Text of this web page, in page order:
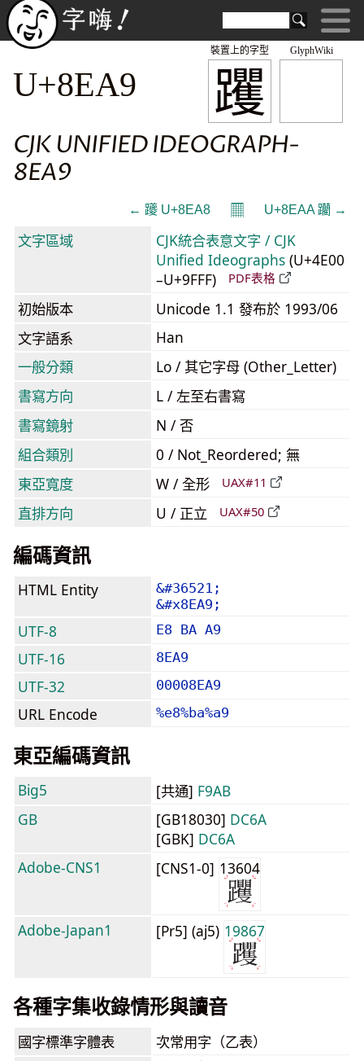
GlyphWiki
躩
裝置上的字型
U+8EA9
CJK UNIFIED IDEOGRAPH-
8EA9
← 躨 U+8EA8 𝄜 U+8EAA 躪 →
文字區域
CJK統合表意文字 / CJK
Unified Ideographs (U+4E00
–U+9FFF)
PDF表格
初始版本
Unicode 1.1 發布於 1993/06
文字語系
Han
一般分類
Lo / 其它字母 (Other_Letter)
書寫方向
L / 左至右書寫
書寫鏡射
N / 否
組合類別
0 / Not_Reordered; 無
東亞寬度
W / 全形 UAX#11
直排方向 U / 正立 UAX#50
編碼資訊
HTML Entity
&#36521;
&#x8EA9;
UTF-8 E8 BA A9
UTF-16 8EA9
UTF-32 00008EA9
URL Encode %e8%ba%a9
東亞編碼資訊
Big5 [共通] F9AB
GB
[GB18030] DC6A
[GBK] DC6A
Adobe-CNS1
[CNS1-0] 13604
Adobe-Japan1 [Pr5] (aj5) 19867
各種字集收錄情形與讀音
國字標準字體表 次常用字（乙表）